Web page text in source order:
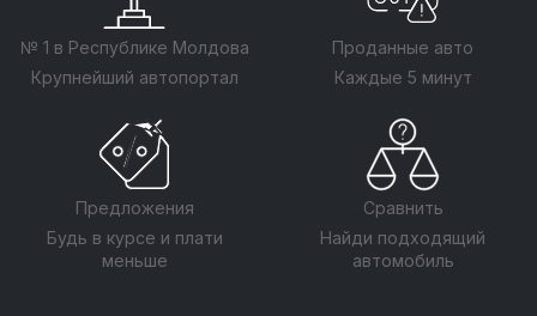
№ 1 в Республике Молдова
Крупнейший автопортал
Проданные авто
Каждые 5 минут
Предложения
Будь в курсе и плати
меньше
Сравнить
Найди подходящий
автомобиль